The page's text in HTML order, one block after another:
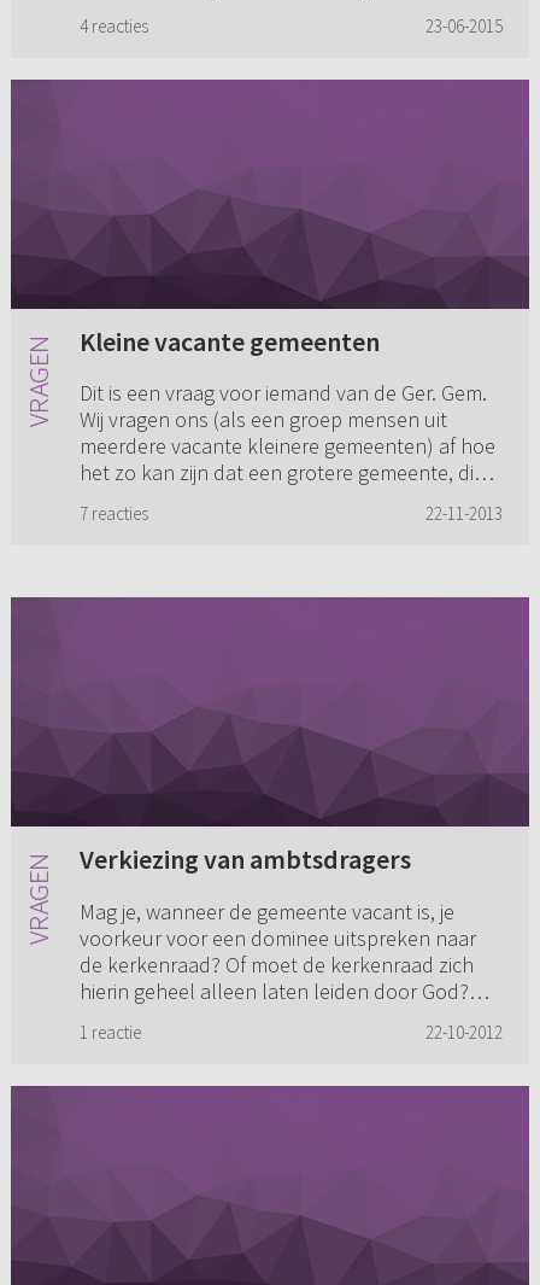
4 reacties 23-06-2015
Kleine vacante gemeenten
Dit is een vraag voor iemand van de Ger. Gem.
Wij vragen ons (als een groep mensen uit
meerdere vacante kleinere gemeenten) af hoe
het zo kan zijn dat een grotere gemeente, die
7 reacties 22-11-2013
Verkiezing van ambtsdragers
Mag je, wanneer de gemeente vacant is, je
voorkeur voor een dominee uitspreken naar
de kerkenraad? Of moet de kerkenraad zich
hierin geheel alleen laten leiden door God?
1 reactie 22-10-2012